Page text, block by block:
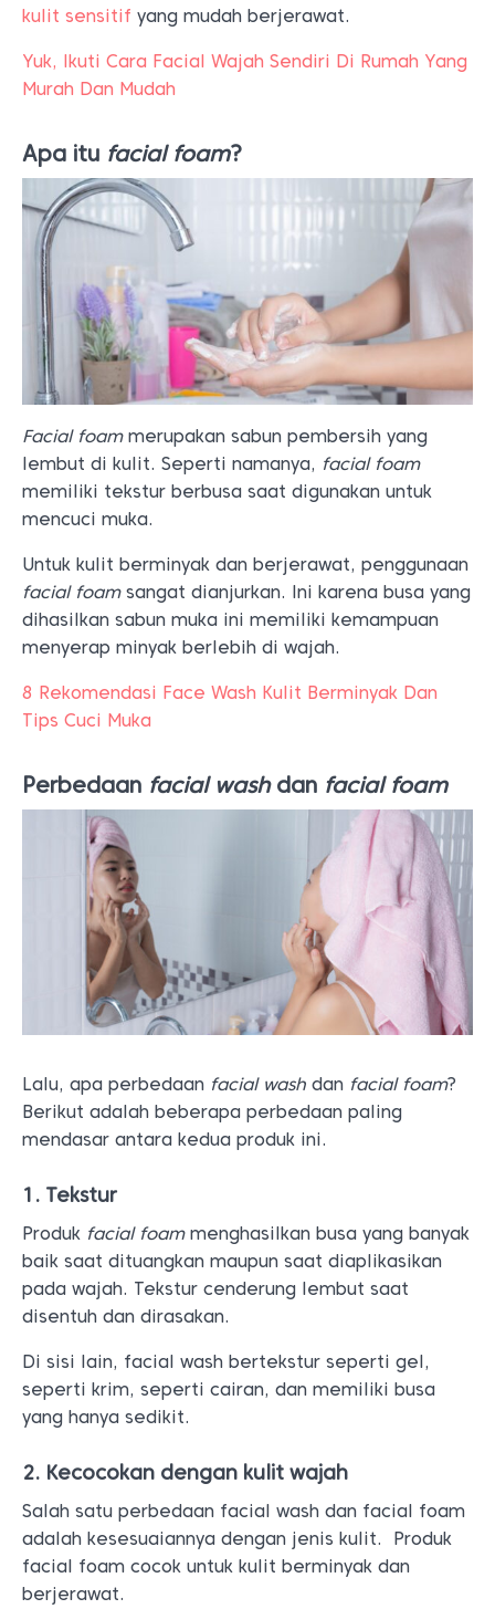
kulit sensitif yang mudah berjerawat.
Yuk, Ikuti Cara Facial Wajah Sendiri Di Rumah Yang
Murah Dan Mudah
Apa itu facial foam?
Facial foammerupakan sabun pembersih yang
lembut di kulit. Seperti namanya, facial foam
memiliki tekstur berbusa saat digunakan untuk
mencuci muka.
Untuk kulit berminyak dan berjerawat, penggunaan
facial foamsangat dianjurkan. Ini karena busa yang
dihasilkan sabun muka ini memiliki kemampuan
menyerap minyak berlebih di wajah.
8 Rekomendasi Face Wash Kulit Berminyak Dan
Tips Cuci Muka
Perbedaan facial washdan facial foam
Lalu, apa perbedaan facial wash dan facial foam?
Berikut adalah beberapa perbedaan paling
mendasar antara kedua produk ini.
1. Tekstur
Produk facial foammenghasilkan busa yang banyak
baik saat dituangkan maupun saat diaplikasikan
pada wajah. Tekstur cenderung lembut saat
disentuh dan dirasakan.
Di sisi lain, facial wash bertekstur seperti gel,
seperti krim, seperti cairan, dan memiliki busa
yang hanya sedikit.
2. Kecocokan dengan kulit wajah
Salah satu perbedaan facial wash dan facial foam
adalah kesesuaiannya dengan jenis kulit. Produk
facial foam cocok untuk kulit berminyak dan
berjerawat.